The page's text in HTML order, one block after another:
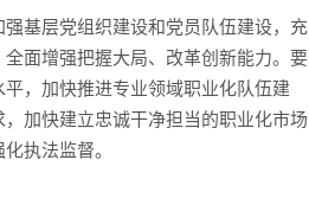
基层党组织建设和党员队伍建设，充
面增强把握大局、改革创新能力。要
，加快推进专业领域职业化队伍建
加快建立忠诚干净担当的职业化市场
执法监督。